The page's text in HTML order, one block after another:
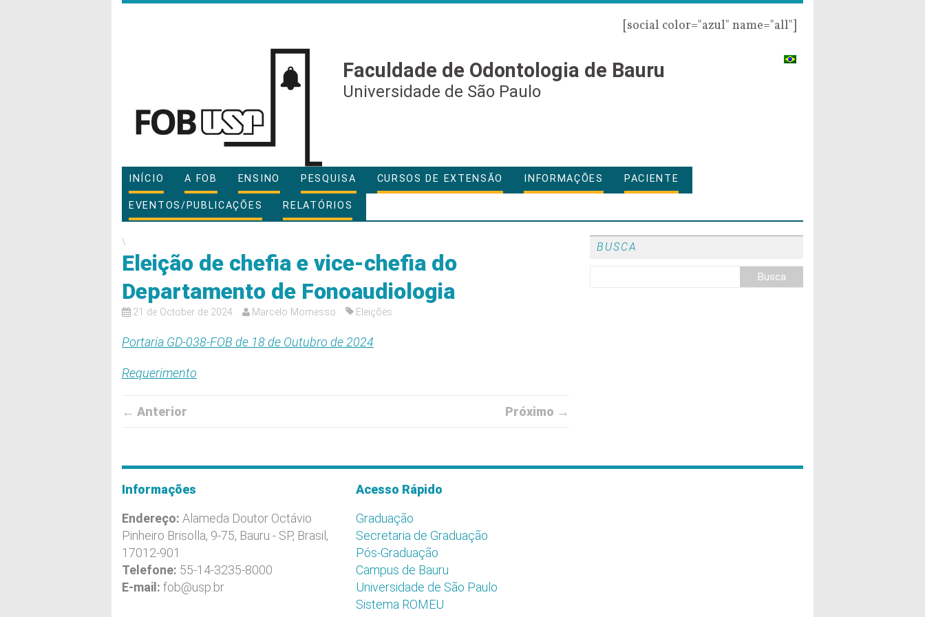
[social color="azul" name="all"]
Faculdade de Odontologia de Bauru
Universidade de São Paulo
INÍCIO A FOB ENSINO PESQUISA CURSOS DE EXTENSÃO INFORMAÇÕES PACIENTE
EVENTOS/PUBLICAÇÕES RELATÓRIOS
\
Eleição de chefia e vice-chefia do
Departamento de Fonoaudiologia
21 de October de 2024 Marcelo Momesso Eleições
Portaria GD-038-FOB de 18 de Outubro de 2024
Requerimento
← Anterior Próximo →
BUSCA
Informações
Endereço: Alameda Doutor Octávio
Pinheiro Brisolla, 9-75, Bauru - SP, Brasil,
17012-901
Telefone: 55-14-3235-8000
E-mail: fob@usp.br
Acesso Rápido
Graduação
Secretaria de Graduação
Pós-Graduação
Campus de Bauru
Universidade de São Paulo
Sistema ROMEU